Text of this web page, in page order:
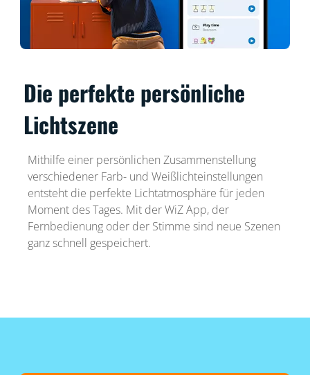
Die perfekte persönliche
Lichtszene
Mithilfe einer persönlichen Zusammenstellung
verschiedener Farb- und Weißlichteinstellungen
entsteht die perfekte Lichtatmosphäre für jeden
Moment des Tages. Mit der WiZ App, der
Fernbedienung oder der Stimme sind neue Szenen
ganz schnell gespeichert.